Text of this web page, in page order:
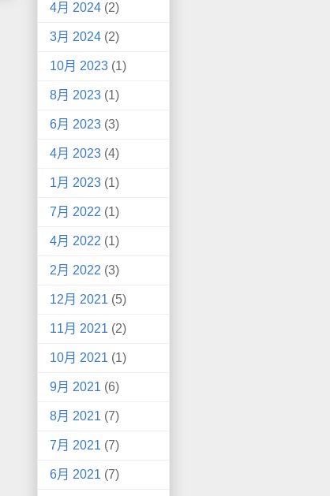
4月 2024 (2)
3月 2024 (2)
10月 2023 (1)
8月 2023 (1)
6月 2023 (3)
4月 2023 (4)
1月 2023 (1)
7月 2022 (1)
4月 2022 (1)
2月 2022 (3)
12月 2021 (5)
11月 2021 (2)
10月 2021 (1)
9月 2021 (6)
8月 2021 (7)
7月 2021 (7)
6月 2021 (7)